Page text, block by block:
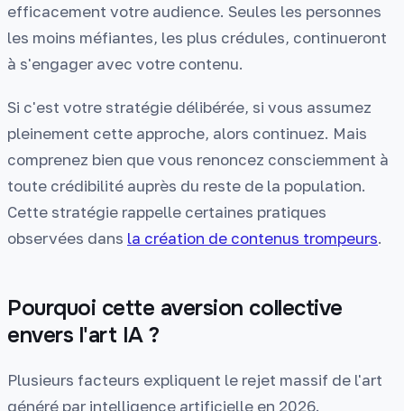
efficacement votre audience. Seules les personnes
les moins méfiantes, les plus crédules, continueront
à s'engager avec votre contenu.
Si c'est votre stratégie délibérée, si vous assumez
pleinement cette approche, alors continuez. Mais
comprenez bien que vous renoncez consciemment à
toute crédibilité auprès du reste de la population.
Cette stratégie rappelle certaines pratiques
observées dans la création de contenus trompeurs.
Pourquoi cette aversion collective
envers l'art IA ?
Plusieurs facteurs expliquent le rejet massif de l'art
généré par intelligence artificielle en 2026.